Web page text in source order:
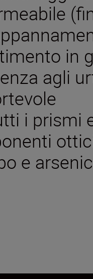
in
agli
i prismi
e